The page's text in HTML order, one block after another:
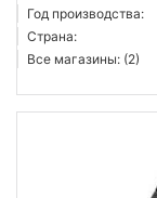
Год производства:
Страна:
Все магазины: (2)